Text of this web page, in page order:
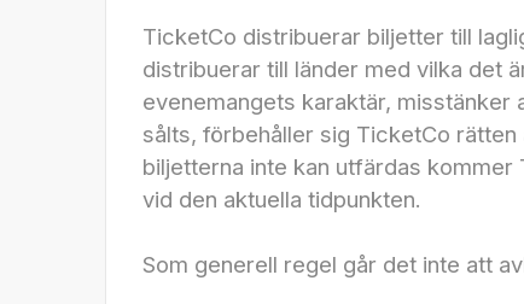
TicketCo distribuerar biljetter till
distribuerar till länder med vilka det
evenemangets karaktär, misstänker
sålts, förbehåller sig TicketCo
biljetterna inte kan utfärdas
vid den aktuella tidpunkten.
Som generell regel går det inte att